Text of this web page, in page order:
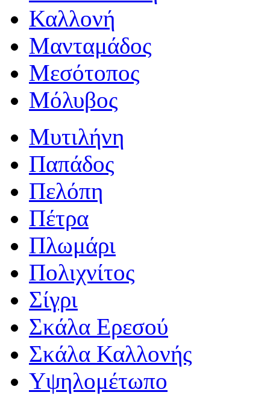
Καλλονή
Μανταμάδος
Μεσότοπος
Μόλυβος
Μυτιλήνη
Παπάδος
Πελόπη
Πέτρα
Πλωμάρι
Πολιχνίτος
Σίγρι
Σκάλα Ερεσού
Σκάλα Καλλονής
Υψηλομέτωπο